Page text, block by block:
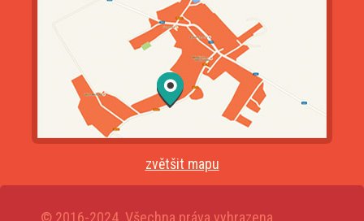
zvětšit mapu
© 2016-2024. Všechna práva vyhrazena.